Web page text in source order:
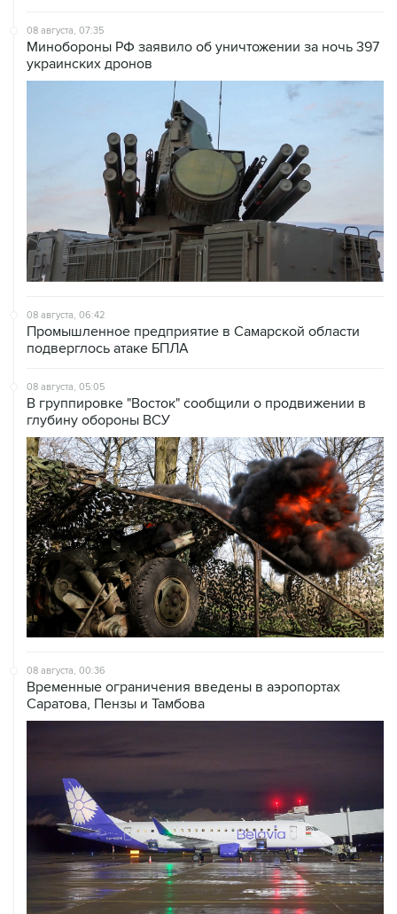
украинских дронов
08 августа, 06:42
подверглось атаке БПЛА
08 августа, 05:05
глубину обороны ВСУ
08 августа, 00:36
Саратова, Пензы и Тамбова